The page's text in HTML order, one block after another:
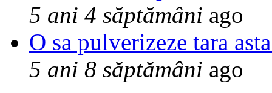
5 ani 4 săptămâni ago
O sa pulverizeze tara
5 ani 8 săptămâni ago